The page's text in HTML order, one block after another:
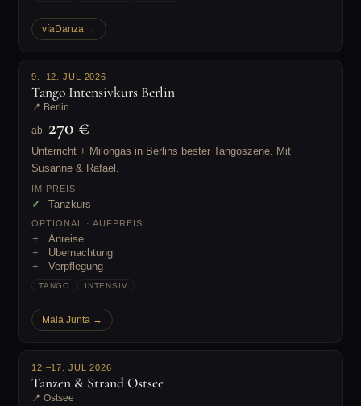
víaDanza →
9.–12. JUL 2026
Tango Intensivkurs Berlin
📍 Berlin
ab 270 €
Unterricht + Milongas in Berlins bester Tangoszene. Mit
Susanne & Rafael.
IM PREIS
Tanzkurs
OPTIONAL · AUFPREIS
Anreise
Übernachtung
Verpflegung
TANGO INTENSIV
Mala Junta →
12.–17. JUL 2026
Tanzen & Strand Ostsee
📍 Ostsee